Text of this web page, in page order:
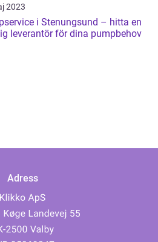
2023
i Stenungsund – hitta en
leverantör för dina pumpbehov
Adress